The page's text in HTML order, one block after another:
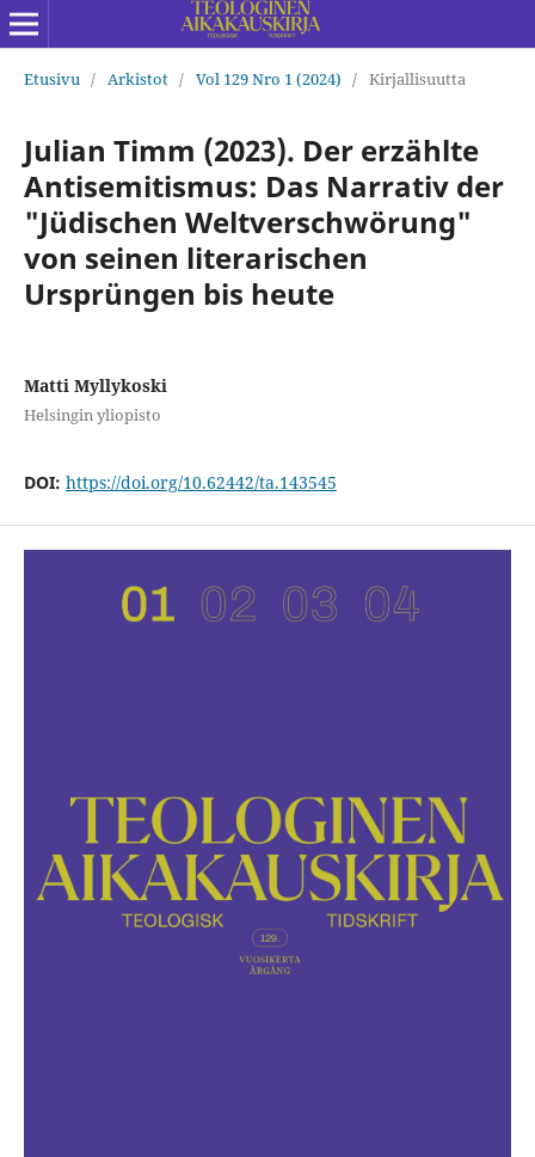
Etusivu / Arkistot / Vol 129 Nro 1 (2024) / Kirjallisuutta
Julian Timm (2023). Der erzählte
Antisemitismus: Das Narrativ der
"Jüdischen Weltverschwörung"
von seinen literarischen
Ursprüngen bis heute
Matti Myllykoski
Helsingin yliopisto
DOI: https://doi.org/10.62442/ta.143545